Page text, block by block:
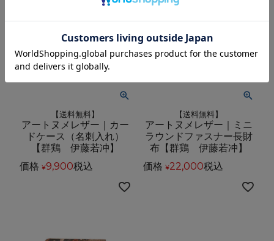
【送料無料】
アートヌメレザー｜カー
ドケース（名刺入れ）
【群鶏 伊藤若冲】
価格 ¥9,900税込
【送料無料】
アートヌメレザー｜ミニ
ラウンドファスナー長財
布【群鶏 伊藤若冲】
価格 ¥22,000税込